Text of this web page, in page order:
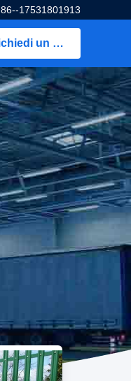
86--17531801913
Richiedi un preventivo